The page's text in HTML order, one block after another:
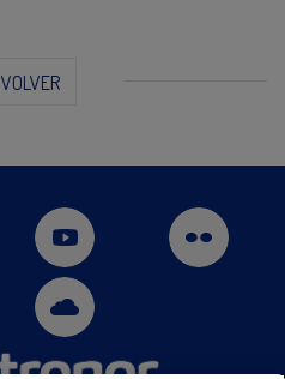
VOLVER